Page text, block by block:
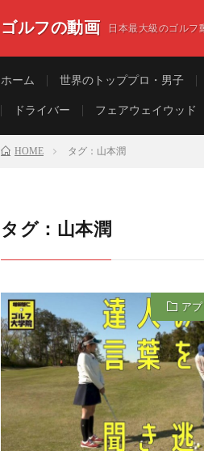
ゴルフの動画 日本最大級のゴルフ
ホーム 世界のトッププロ・男子
ドライバー フェアウェイウッド
HOME タグ：山本潤
タグ：山本潤
ア